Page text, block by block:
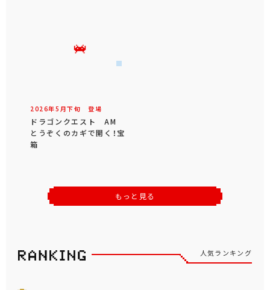
2026年5 月下旬 登場
ドラゴンクエスト AM
とうぞくのカギで開く！宝
箱
もっと見る
人気ランキング